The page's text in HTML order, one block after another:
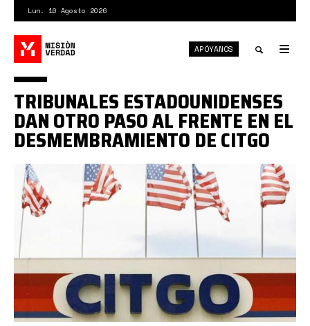
contenido
principal
Lun. 10 Agosto 2026
search
APÓYANOS
CITGO.jpg
TRIBUNALES ESTADOUNIDENSES
DAN OTRO PASO AL FRENTE EN EL
DESMEMBRAMIENTO DE CITGO